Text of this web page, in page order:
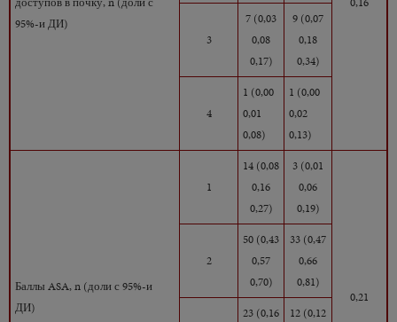
95%-и ДИ)
3
7 (0,03
0,08
0,17)
9 (0,07
0,18
0,34)
4
1 (0,00
0,01
0,08)
1 (0,00
0,02
0,13)
Баллы ASA, n (доли с 95%-и
ДИ)
1
14 (0,08
0,16
0,27)
3 (0,01
0,06
0,19)
0,21
2
50 (0,43
0,57
0,70)
33 (0,47
0,66
0,81)
23 (0,16
12 (0,12